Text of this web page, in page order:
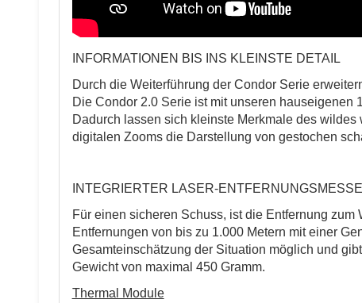
INFORMATIONEN BIS INS KLEINSTE DETAIL
Durch die Weiterführung der Condor Serie
Die Condor 2.0 Serie ist mit unseren
Dadurch lassen sich kleinste Merkmale des
digitalen Zooms die Darstellung von gestochen
INTEGRIERTER LASER-
Für einen sicheren Schuss, ist die Entfernung
Entfernungen von bis zu 1.000 Metern mit einer
Gesamteinschätzung der Situation möglich und
Gewicht von maximal 450 Gramm.
Thermal Module